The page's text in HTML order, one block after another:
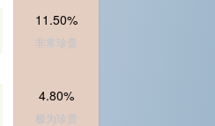
11.50%
非常珍贵
4.80%
极为珍贵